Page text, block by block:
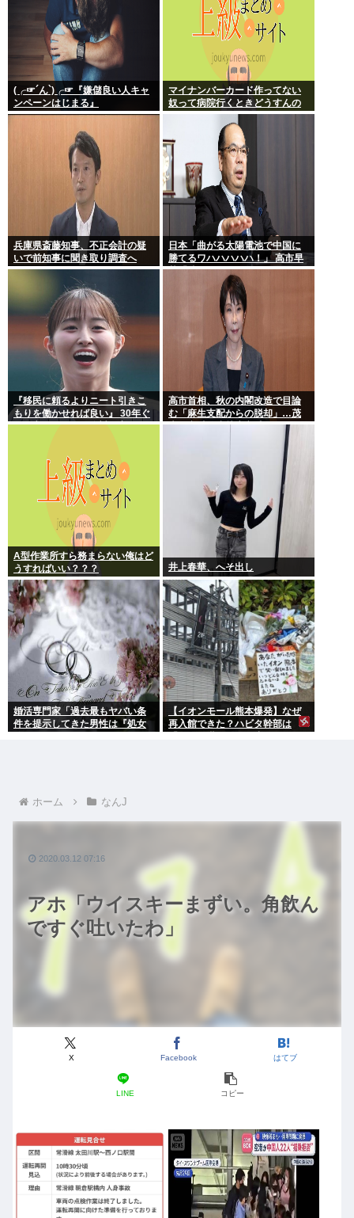
(╭☞´ん`)╭☞『嫌儲良い人キャ
ンペーンはじまる』
マイナンバーカード作ってない
奴って病院行くときどうすんの
兵庫県斎藤知事、不正会計の疑
いで前知事に聞き取り調査へ
日本「曲がる太陽電池で中国に
勝てるワハハハハハ！」 高市早
苗「勝てる！ ガハハハハハ
『移民に頼るよりニート引きこ
もりを働かせれば良い』 30年ぐ
らい言ってるけど絶対に実現し
高市首相、秋の内閣改造で目論
む「麻生支配からの脱却」…茂
木敏充氏も小林鷹之氏もクビ
A型作業所すら務まらない俺はど
うすればいい？？？
井上春華、へそ出し
婚活専門家「過去最もヤバい条
件を提示してきた男性は『処女
【イオンモール熊本爆発】なぜ
再入館できた？ハビタ幹部は
ホーム なんJ
アホ「ウイスキーまずい。角飲ん
ですぐ吐いたわ」
X Facebook はてブ
LINE コピー
2020.03.12 07:16